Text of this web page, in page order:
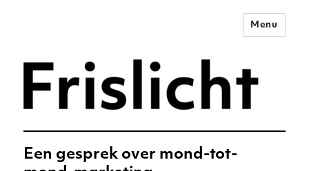
Merkstrategie voor het
digitale tijdperk –
Frislicht
Menu
Een gesprek over mond-tot-